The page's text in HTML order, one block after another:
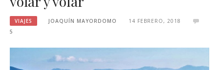
VIAJES JOAQUÍN MAYORDOMO
14 FEBRERO, 2018
5